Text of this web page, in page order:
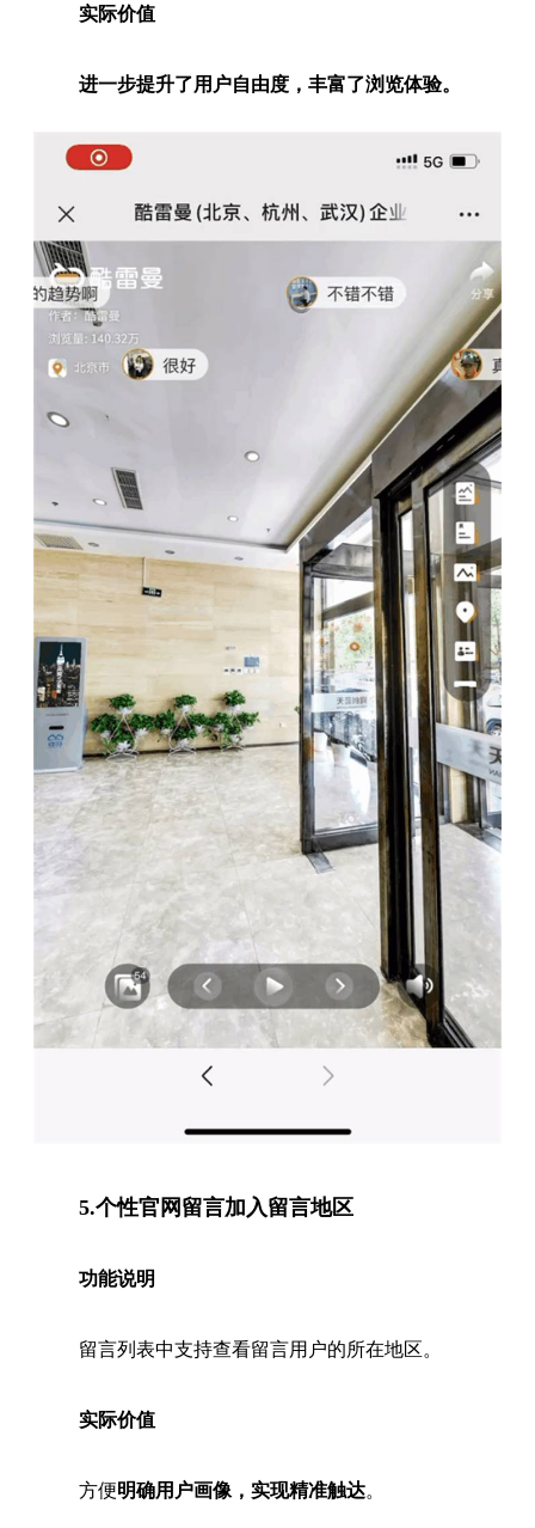
实际价值
进一步提升了用户自由度，丰富了浏览体验。
5.个性官网留言加入留言地区
功能说明
留言列表中支持查看留言用户的所在地区。
实际价值
方便明确用户画像，实现精准触达。